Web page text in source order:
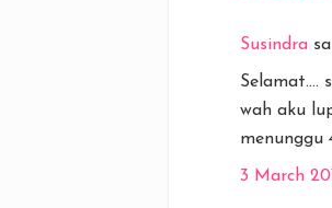
Susindra
Selamat....
wah aku
menunggu
3 March